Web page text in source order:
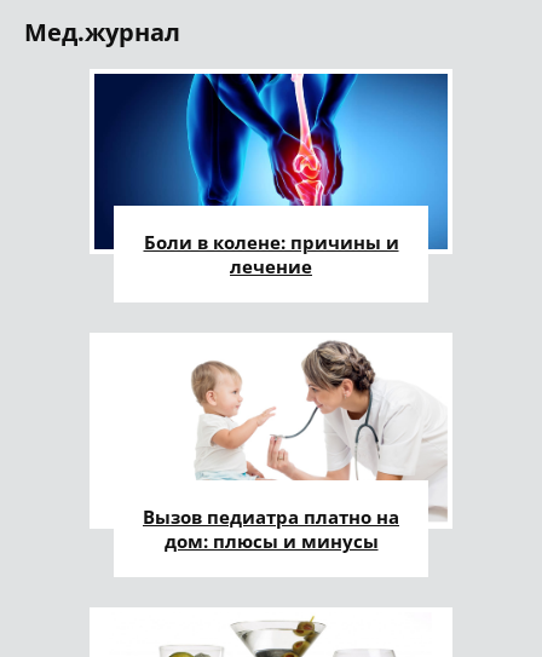
Мед.журнал
Боли в колене: причины и
лечение
Вызов педиатра платно на
дом: плюсы и минусы